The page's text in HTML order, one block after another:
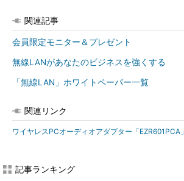
関連記事
会員限定モニター＆プレゼント
無線LANがあなたのビジネスを強くする
「無線LAN」ホワイトペーパー一覧
関連リンク
ワイヤレスPCオーディオアダプター「EZR601PCA」
記事ランキング